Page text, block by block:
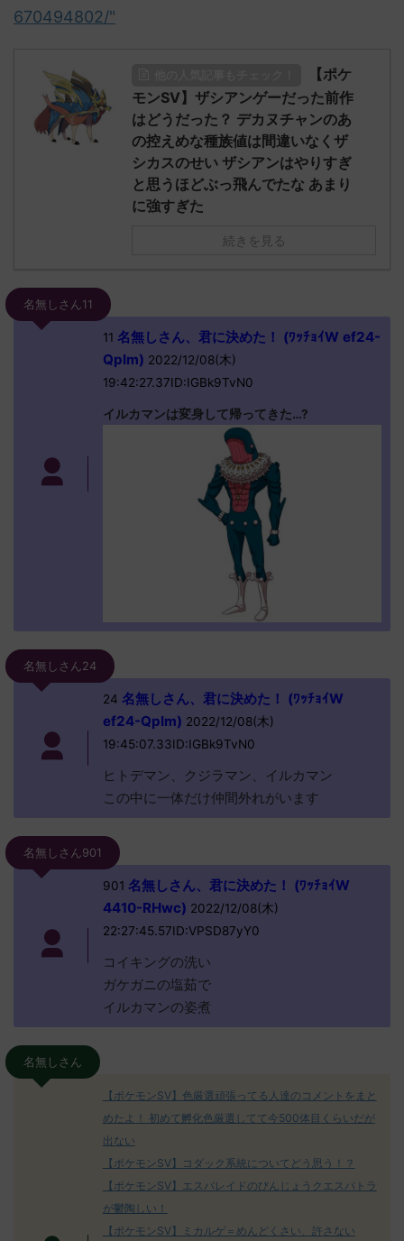
670494802/"
【ポケ
モンSV】ザシアンゲーだった前作
はどうだった？ デカヌチャンのあ
の控えめな種族値は間違いなくザ
シカスのせい ザシアンはやりすぎ
と思うほどぶっ飛んでたな あまり
に強すぎた
続きを見る
名無しさん11
11 名無しさん、君に決めた！ (ﾜｯﾁｮｲW ef24-
QpIm) 2022/12/08(木)
19:42:27.37ID:IGBk9TvN0
イルカマンは変身して帰ってきた…?
名無しさん24
24 名無しさん、君に決めた！ (ﾜｯﾁｮｲW
ef24-QpIm) 2022/12/08(木)
19:45:07.33ID:IGBk9TvN0
ヒトデマン、クジラマン、イルカマン
この中に一体だけ仲間外れがいます
名無しさん901
901 名無しさん、君に決めた！ (ﾜｯﾁｮｲW
4410-RHwc) 2022/12/08(木)
22:27:45.57ID:VPSD87yY0
コイキングの洗い
ガケガニの塩茹で
イルカマンの姿煮
名無しさん
【ポケモンSV】色厳選頑張ってる人達のコメントをまと
めたよ！ 初めて孵化色厳選してて今500体目くらいだが
出ない
【ポケモンSV】コダック系統についてどう思う！？
【ポケモンSV】エスバレイドのびんじょうクエスパトラ
が鬱陶しい！
【ポケモンSV】ミカルゲ＝めんどくさい、許さない